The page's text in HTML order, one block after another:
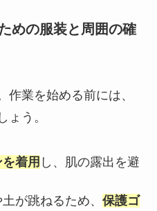
めの服装と周囲の確
作業を始める前には、
ょう。
着用 し、肌の露出を避
が跳ねるため、 保護ゴ